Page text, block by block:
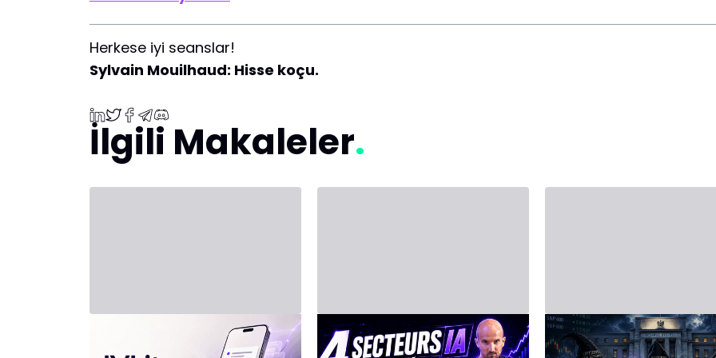
Herkese iyi seanslar!
Sylvain Mouilhaud: Hisse koçu.
İlgili Makaleler
31 Temmuz 2026 - Third Party
Yeni Paket: IVLite
20 Temmuz 2026 - Third Party
YAPAY ZEKA (AI)
14 Haziran 2026 - Third Party
15-19 Haziran